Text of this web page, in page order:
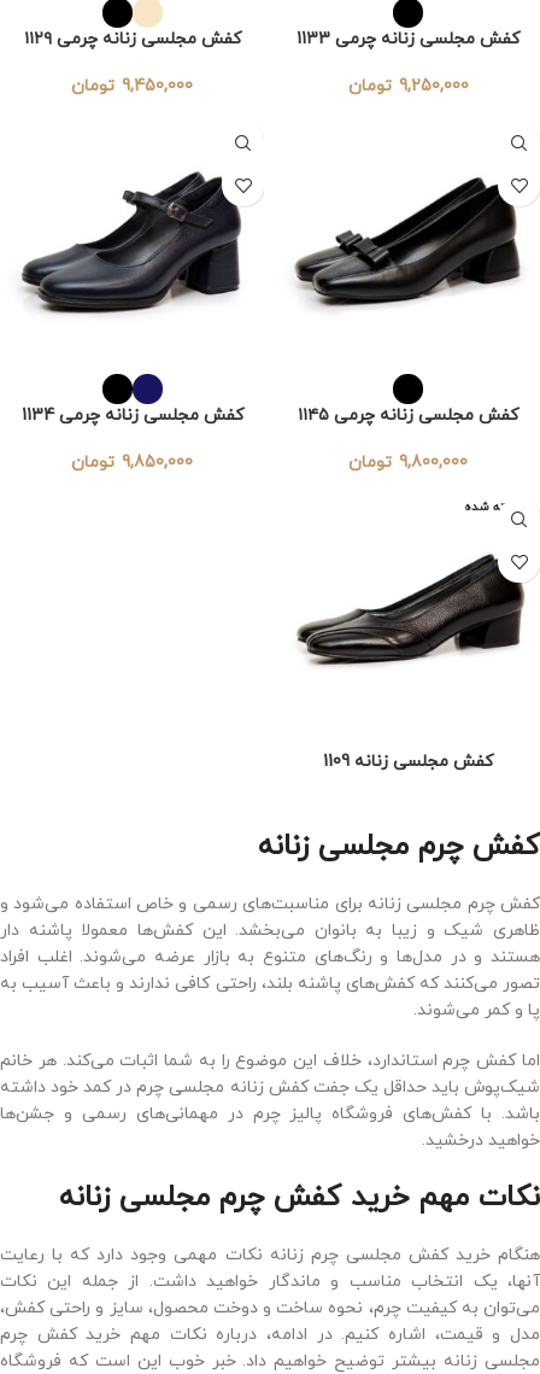
کفش مجلسی زنانه چرمی 1133
9,250,000 تومان
کفش مجلسی زنانه چرمی ۱۱۲۹
9,450,000 تومان
کفش مجلسی زنانه چرمی ۱۱۴۵
9,800,000 تومان
کفش مجلسی زنانه چرمی 1134
9,850,000 تومان
فروخته شده
کفش مجلسی زنانه 1109
کفش چرم مجلسی زنانه
کفش چرم مجلسی زنانه برای مناسبت‌های رسمی و خاص استفاده می‌شود و
ظاهری شیک و زیبا به بانوان می‌بخشد. این کفش‌ها معمولا پاشنه ‌دار
هستند و در مدل‌ها و رنگ‌های متنوع به بازار عرضه می‌شوند. اغلب افراد
تصور می‌کنند که کفش‌های پاشنه بلند، راحتی کافی ندارند و باعث آسیب به
پا و کمر می‌شوند.
اما کفش چرم استاندارد، خلاف این موضوع را به شما اثبات می‌کند. هر خانم
شیک‌پوش باید حداقل یک جفت کفش زنانه مجلسی چرم در کمد خود داشته
باشد. با کفش‌های فروشگاه پالیز چرم در مهمانی‌های رسمی و جشن‌ها
خواهید درخشید.
نکات مهم خرید کفش چرم مجلسی زنانه
هنگام خرید کفش مجلسی چرم زنانه نکات مهمی وجود دارد که با رعایت
آنها، یک انتخاب مناسب و ماندگار خواهید داشت. از جمله این نکات
می‌توان به کیفیت چرم، نحوه ساخت و دوخت محصول، سایز و راحتی کفش،
مدل و قیمت، اشاره کنیم. در ادامه، درباره نکات مهم خرید کفش چرم
مجلسی زنانه بیشتر توضیح خواهیم داد. خبر خوب این است که فروشگاه